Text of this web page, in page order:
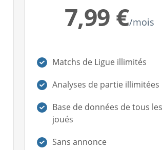
7,99 €/mois
Matchs de Ligue illimités
Analyses de partie illimitées
Base de données de tous
joués
Sans annonce